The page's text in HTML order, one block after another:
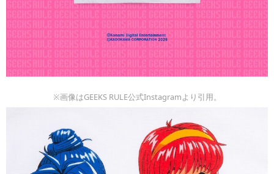
※画像はGEEKS RULE公式Instagramより引用。